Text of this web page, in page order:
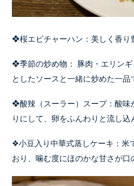
❖桜エビチャーハン：美しく香り
❖季節の炒め物： 豚肉・エリン
としたソースと一緒に炒めた一品
❖酸辣（スーラー）スープ：酸味
りにして、卵をふんわりと流し
❖小豆入り中華式蒸しケーキ：米
おり、噛む度にほのかな甘さが口